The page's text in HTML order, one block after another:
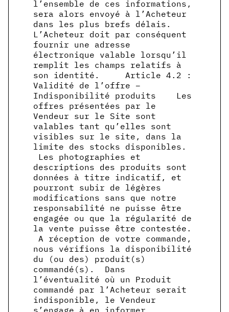
l’ensemble de ces informations,
sera alors envoyé à l’Acheteur
dans les plus brefs délais.
L’Acheteur doit par conséquent
fournir une adresse
électronique valable lorsqu’il
remplit les champs relatifs à
son identité. Article 4.2 :
Validité de l’offre –
Indisponibilité produits Les
offres présentées par le
Vendeur sur le Site sont
valables tant qu’elles sont
visibles sur le site, dans la
limite des stocks disponibles.
Les photographies et
descriptions des produits sont
données à titre indicatif, et
pourront subir de légères
modifications sans que notre
responsabilité ne puisse être
engagée ou que la régularité de
la vente puisse être contestée.
A réception de votre commande,
nous vérifions la disponibilité
du (ou des) produit(s)
commandé(s). Dans
l’éventualité où un Produit
commandé par l’Acheteur serait
indisponible, le Vendeur
s’engage à en informer